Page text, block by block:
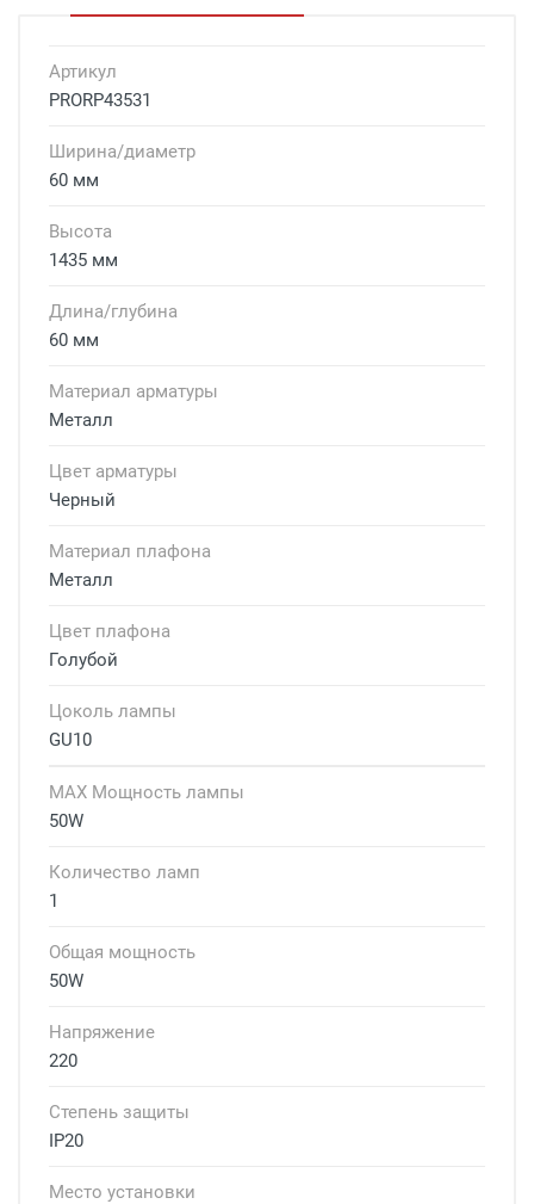
Артикул
PRORP43531
Ширина/диаметр
60 мм
Высота
1435 мм
Длина/глубина
60 мм
Материал арматуры
Металл
Цвет арматуры
Черный
Материал плафона
Металл
Цвет плафона
Голубой
Цоколь лампы
GU10
MAX Мощность лампы
50W
Количество ламп
1
Общая мощность
50W
Напряжение
220
Степень защиты
IP20
Место установки